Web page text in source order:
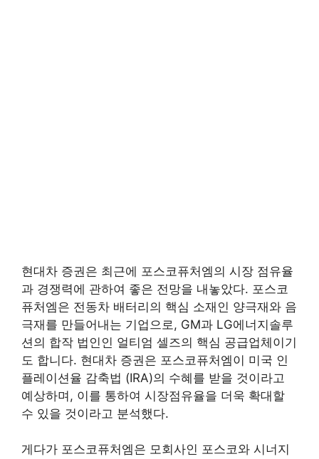
현대차 증권은 최근에 포스코퓨처엠의 시장 점유율
과 경쟁력에 관하여 좋은 전망을 내놓았다. 포스코
퓨처엠은 전동차 배터리의 핵심 소재인 양극재와 음
극재를 만들어내는 기업으로, GM과 LG에너지솔루
션의 합작 법인인 얼티엄 셀즈의 핵심 공급업체이기
도 합니다. 현대차 증권은 포스코퓨처엠이 미국 인
플레이션율 감축법 (IRA)의 수혜를 받을 것이라고
예상하며, 이를 통하여 시장점유율을 더욱 확대할
수 있을 것이라고 분석했다.
게다가 포스코퓨처엠은 모회사인 포스코와 시너지